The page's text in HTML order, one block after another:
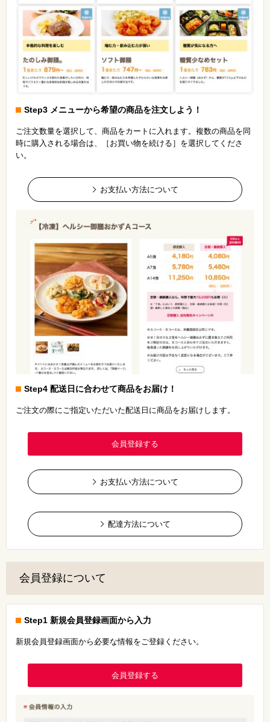
Step3 メニューから希望の商品を注文しよう！
ご注文数量を選択して、商品をカートに入れます。複数の商品を同
時に購入される場合は、［お買い物を続ける］を選択してくださ
い。
お支払い方法について
Step4 配送日に合わせて商品をお届け！
ご注文の際にご指定いただいた配送日に商品をお届けします。
会員登録する
お支払い方法について
配達方法について
会員登録について
Step1 新規会員登録画面から入力
新規会員登録画面から必要な情報をご登録ください。
会員登録する